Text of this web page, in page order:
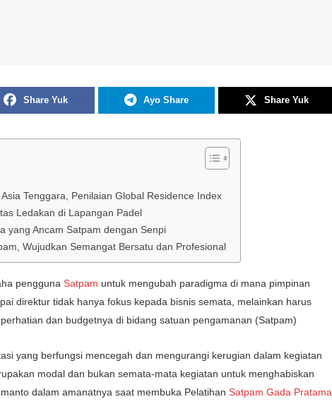
Share Yuk Ayo Share Share Yuk
Tenggara, Penilaian Global Residence Index
Ledakan di Lapangan Padel
yang Ancam Satpam dengan Senpi
Wujudkan Semangat Bersatu dan Profesional
pengguna Satpam untuk mengubah paradigma di mana pimpinan
direktur tidak hanya fokus kepada bisnis semata, melainkan harus
dan budgetnya di bidang satuan pengamanan (Satpam)
yang berfungsi mencegah dan mengurangi kerugian dalam kegiatan
modal dan bukan semata-mata kegiatan untuk menghabiskan
dalam amanatnya saat membuka Pelatihan Satpam Gada Pratama